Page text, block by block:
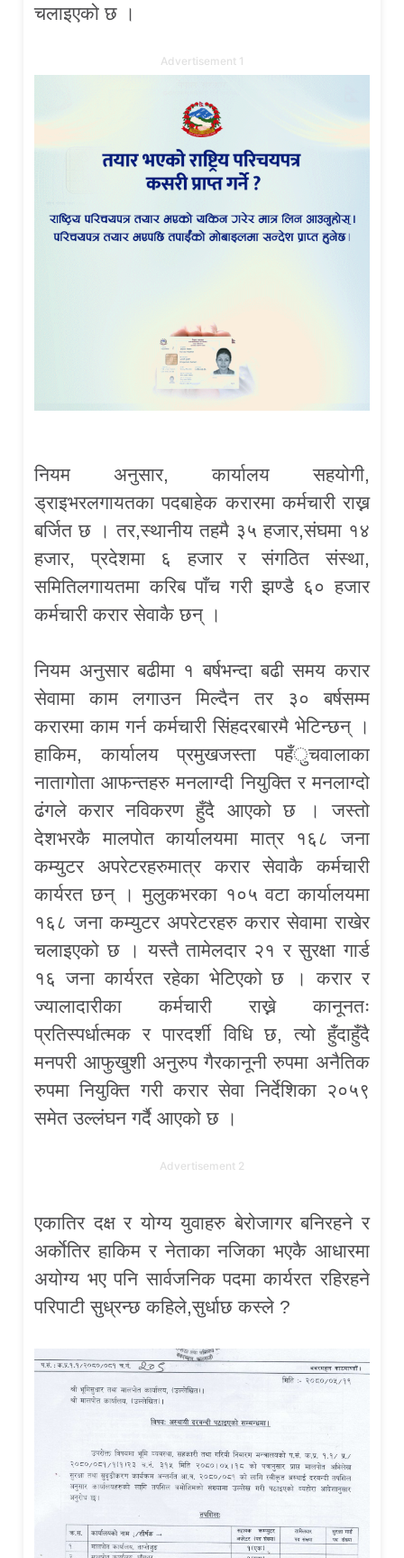
चलाइएको छ ।
Advertisement 1
नियम अनुसार, कार्यालय सहयोगी,
ड्राइभरलगायतका पदबाहेक करारमा कर्मचारी राख्न
बर्जित छ । तर,स्थानीय तहमै ३५ हजार,संघमा १४
हजार, प्रदेशमा ६ हजार र संगठित संस्था,
समितिलगायतमा करिब पाँच गरी झण्डै ६० हजार
कर्मचारी करार सेवाकै छन् ।
नियम अनुसार बढीमा १ बर्षभन्दा बढी समय करार
सेवामा काम लगाउन मिल्दैन तर ३० बर्षसम्म
करारमा काम गर्न कर्मचारी सिंहदरबारमै भेटिन्छन् ।
हाकिम, कार्यालय प्रमुखजस्ता पहँुचवालाका
नातागोता आफन्तहरु मनलाग्दी नियुक्ति र मनलाग्दो
ढंगले करार नविकरण हुँदै आएको छ । जस्तो
देशभरकै मालपोत कार्यालयमा मात्र १६८ जना
कम्युटर अपरेटरहरुमात्र करार सेवाकै कर्मचारी
कार्यरत छन् । मुलुकभरका १०५ वटा कार्यालयमा
१६८ जना कम्युटर अपरेटरहरु करार सेवामा राखेर
चलाइएको छ । यस्तै तामेलदार २१ र सुरक्षा गार्ड
१६ जना कार्यरत रहेका भेटिएको छ । करार र
ज्यालादारीका कर्मचारी राख्ने कानूनतः
प्रतिस्पर्धात्मक र पारदर्शी विधि छ, त्यो हुँदाहुँदै
मनपरी आफुखुशी अनुरुप गैरकानूनी रुपमा अनैतिक
रुपमा नियुक्ति गरी करार सेवा निर्देशिका २०५९
समेत उल्लंघन गर्दै आएको छ ।
Advertisement 2
एकातिर दक्ष र योग्य युवाहरु बेरोजागर बनिरहने र
अर्काेतिर हाकिम र नेताका नजिका भएकै आधारमा
अयोग्य भए पनि सार्वजनिक पदमा कार्यरत रहिरहने
परिपाटी सुध्रन्छ कहिले,सुर्धाछ कस्ले ?